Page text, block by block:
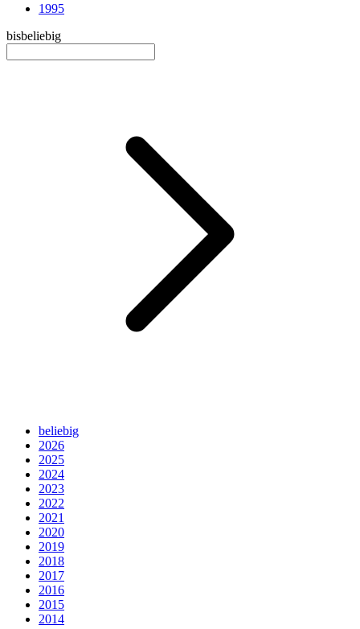
1995
bisbeliebig
beliebig
2026
2025
2024
2023
2022
2021
2020
2019
2018
2017
2016
2015
2014